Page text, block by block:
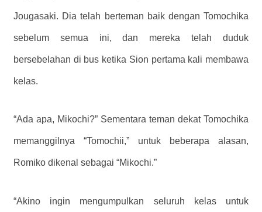
Jougasaki. Dia telah berteman baik dengan Tomochika
sebelum semua ini, dan mereka telah duduk
bersebelahan di bus ketika Sion pertama kali membawa
kelas.
“Ada apa, Mikochi?” Sementara teman dekat Tomochika
memanggilnya “Tomochii,” untuk beberapa alasan,
Romiko dikenal sebagai “Mikochi.”
“Akino ingin mengumpulkan seluruh kelas untuk